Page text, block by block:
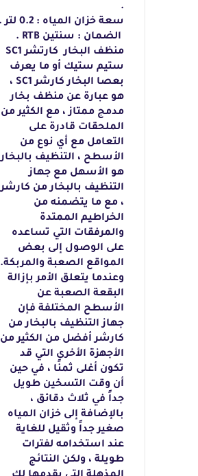
.
سعة خزان المياه : 0.2 لتر .
الضمان : سنتين RTB
.
منظف البخار كارتشرSC1
ستيم ستيك أو ما يعرف
بعصا البخار كارشرSC1 ،
هو عبارة عن منظف بخار
مدمج ممتاز ، مع الكثير من
الملحقات قادرة على
التعامل مع أي نوع من
الأسطح ، التنظيف بالبخار
هو الأسهل مع جهاز
التنظيف بالبخارمن كارشر
، مع ما يتضمنه من
الخراطيم الممتدة
والمرفقات التي تساعده
على الوصول إلى بعض
المواقع الصعبة والمربكة.
وعندما يتعلق الأمربإزالة
البقعة الصعبة عن
الأسطح المختلفة فإن
جهاز التنظيف بالبخار من
كارشر أفضل من الكثير من
الأجهزة الأخرى التي قد
تكون أغلى ثمنًا ، في حين
أن وقت التسخين طويل
جداً في ثلاث دقائق ،
بالإضافة إلى خزان المياه
صغير جداً وثقيل للغاية
عند استخدامه لفترات
طويلة ، ولكن النتائج